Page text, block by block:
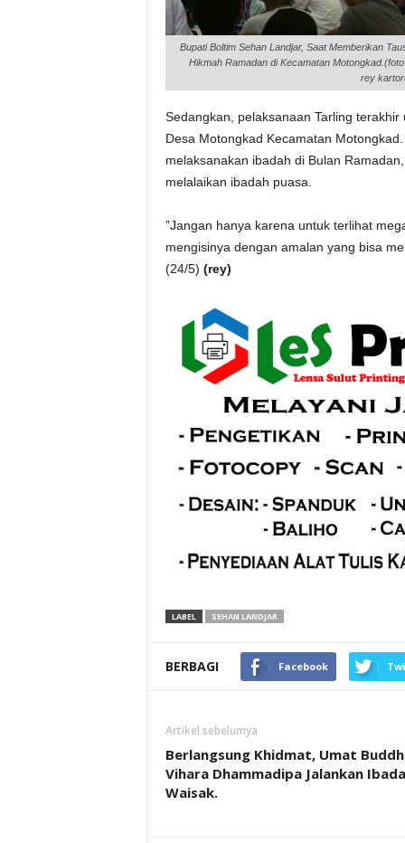
Bupati Boltim Sehan Landjar, Saat Memberikan
Hikmah Ramadan di Kecamatan
rey
Sedangkan, pelaksanaan Tarling
Desa Motongkad Kecamatan
melaksanakan ibadah di Bulan
melalaikan ibadah puasa.
”Jangan hanya karena untuk terlihat
mengisinya dengan amalan yang bisa
(24/5) (rey)
LABEL SEHAN LANDJAR
BERBAGI Facebook
Artikel sebelumya
Berlangsung Khidmat, Umat
Vihara Dhammadipa Jalankan
Waisak.